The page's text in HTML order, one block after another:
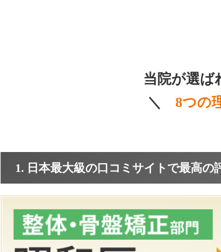
当院が選ば
＼ 8つの
1. 日本最大級の口コミサイトで最高の